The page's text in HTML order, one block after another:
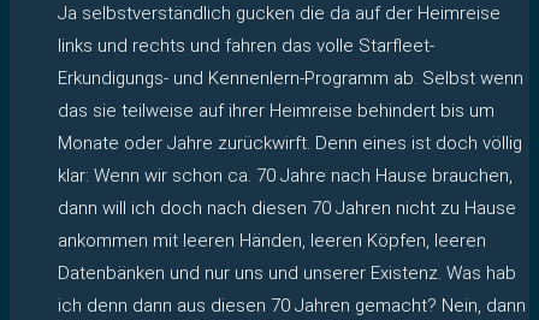
Ja selbstverständlich gucken die da auf der Heimreise
links und rechts und fahren das volle Starfleet-
Erkundigungs- und Kennenlern-Programm ab. Selbst wenn
das sie teilweise auf ihrer Heimreise behindert bis um
Monate oder Jahre zurückwirft. Denn eines ist doch völlig
klar: Wenn wir schon ca. 70 Jahre nach Hause brauchen,
dann will ich doch nach diesen 70 Jahren nicht zu Hause
ankommen mit leeren Händen, leeren Köpfen, leeren
Datenbänken und nur uns und unserer Existenz. Was hab
ich denn dann aus diesen 70 Jahren gemacht? Nein, dann